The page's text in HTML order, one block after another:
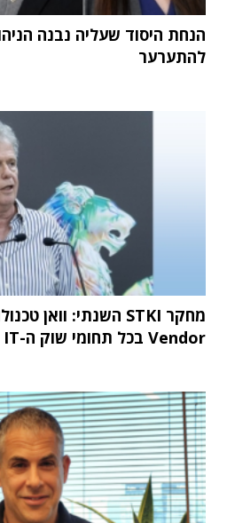
הנחת היסוד שעליה נבנה
להתערער
Vendor בכל תחומי שוק ה-IT